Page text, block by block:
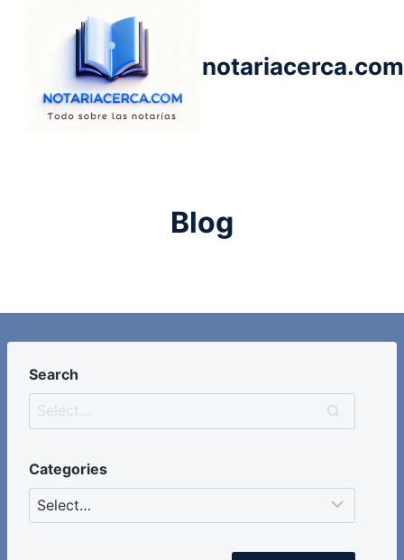
notariacerca.com
Blog
Search
Categories